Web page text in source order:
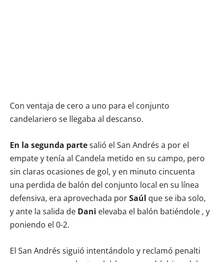
Con ventaja de cero a uno para el conjunto
candelariero se llegaba al descanso.
En la segunda partesalió el San Andrés a por el
empate y tenía al Candela metido en su campo, pero
sin claras ocasiones de gol, y en minuto cincuenta
una perdida de balón del conjunto local en su línea
defensiva, era aprovechada porSaúl que se iba solo,
y ante la salida de Dani elevaba el balón batiéndole , y
poniendo el 0-2.
El San Andrés siguió intentándolo y reclamó penalti